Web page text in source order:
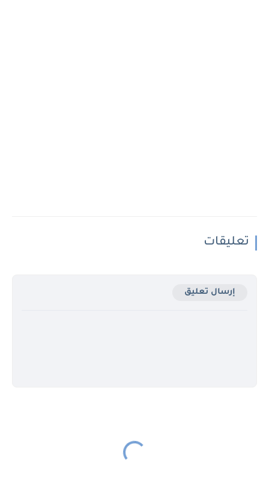
تعليقات
إرسال تعليق